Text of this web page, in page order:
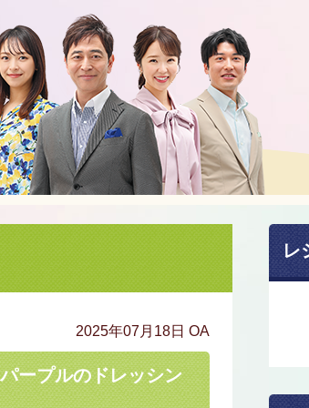
2025年07月18日 OA
ープルのドレッシン
レ